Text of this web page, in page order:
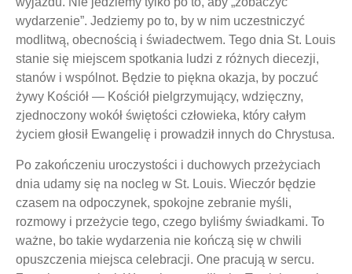
wydarzenie”. Jedziemy po to, by w nim uczestniczyć
modlitwą, obecnością i świadectwem. Tego dnia St. Louis
stanie się miejscem spotkania ludzi z różnych diecezji,
stanów i wspólnot. Będzie to piękna okazja, by poczuć
żywy Kościół — Kościół pielgrzymujący, wdzięczny,
zjednoczony wokół świętości człowieka, który całym
życiem głosił Ewangelię i prowadził innych do Chrystusa.
Po zakończeniu uroczystości i duchowych przeżyciach
dnia udamy się na nocleg w St. Louis. Wieczór będzie
czasem na odpoczynek, spokojne zebranie myśli,
rozmowy i przeżycie tego, czego byliśmy świadkami. To
ważne, bo takie wydarzenia nie kończą się w chwili
opuszczenia miejsca celebracji. One pracują w sercu.